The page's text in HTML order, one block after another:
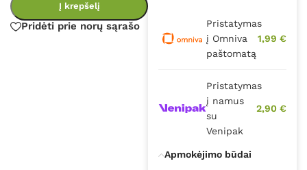
Į krepšelį
Pridėti prie norų sąrašo
Pristatymas
į Omniva
paštomatą
1,99 €
Pristatymas
į namus
su
Venipak
2,90 €
Apmokėjimo būdai